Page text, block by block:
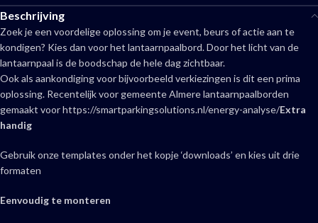
Beschrijving
Zoek je een voordelige oplossing om je event, beurs of actie aan te
kondigen? Kies dan voor het lantaarnpaalbord. Door het licht van de
lantaarnpaal is de boodschap de hele dag zichtbaar.
Ook als aankondiging voor bijvoorbeeld verkiezingen is dit een prima
oplossing. Recentelijk voor gemeente Almere lantaarnpaalborden
gemaakt voor https://smartparkingsolutions.nl/energy-analyse/Extra
handig
Gebruik onze templates onder het kopje ‘downloads’ en kies uit drie
formaten
Eenvoudig te monteren